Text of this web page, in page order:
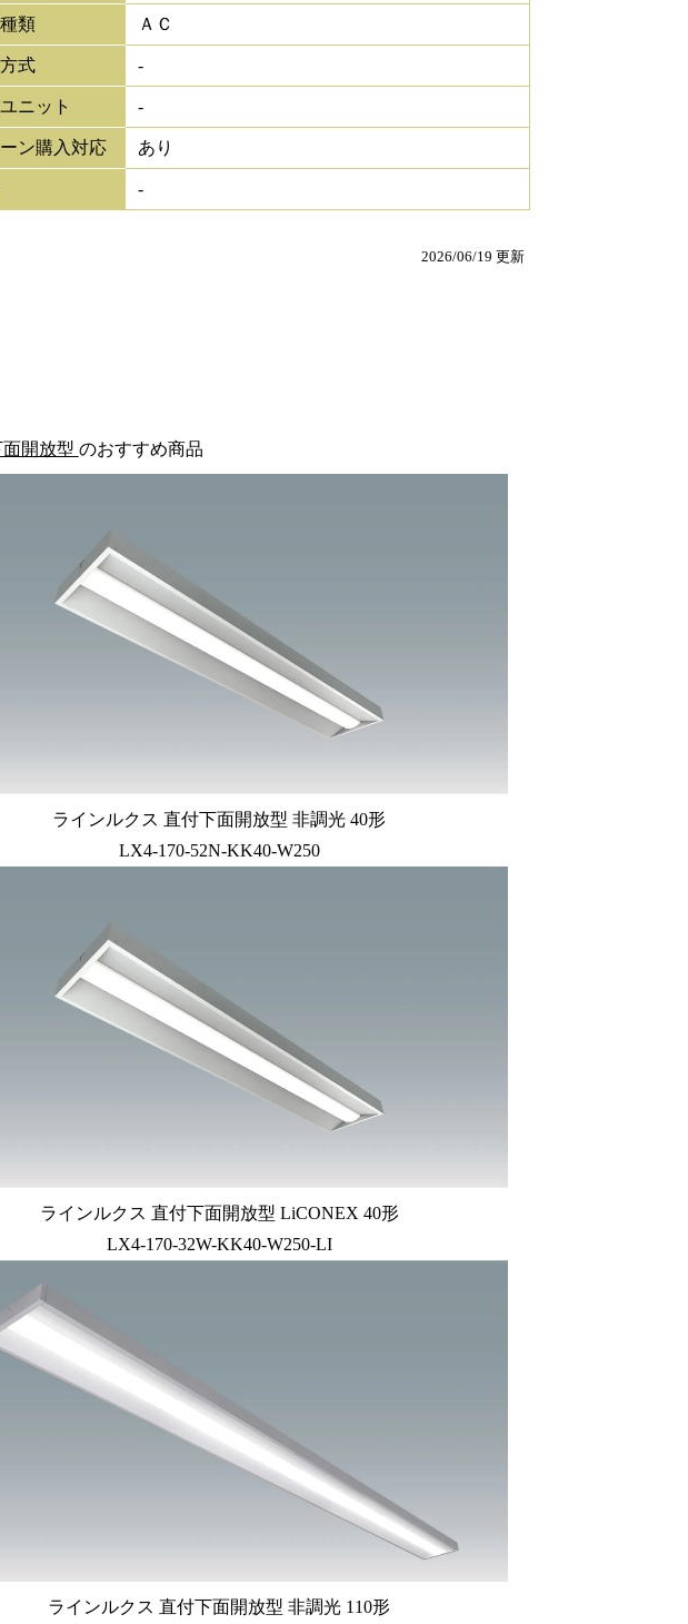
類 ＡＣ
式 -
ニット -
ン購入対応 あり
-
2026/06/19 更新
開放型 のおすすめ商品
ラインルクス 直付下面開放型 非調光 40形
LX4-170-52N-KK40-W250
ラインルクス 直付下面開放型 LiCONEX 40形
LX4-170-32W-KK40-W250-LI
ラインルクス 直付下面開放型 非調光 110形